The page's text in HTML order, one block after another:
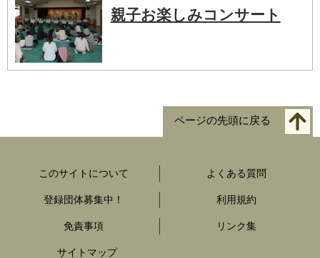
親子お楽しみコンサート
ページの先頭に戻る
このサイトについて よくある質問
登録団体募集中！ 利用規約
免責事項 リンク集
サイトマップ